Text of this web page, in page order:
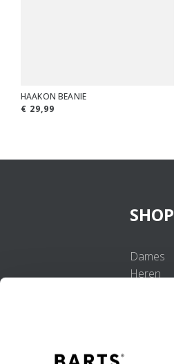
HAAKON BEANIE
€ 29,99
SHOP
Dames
Heren